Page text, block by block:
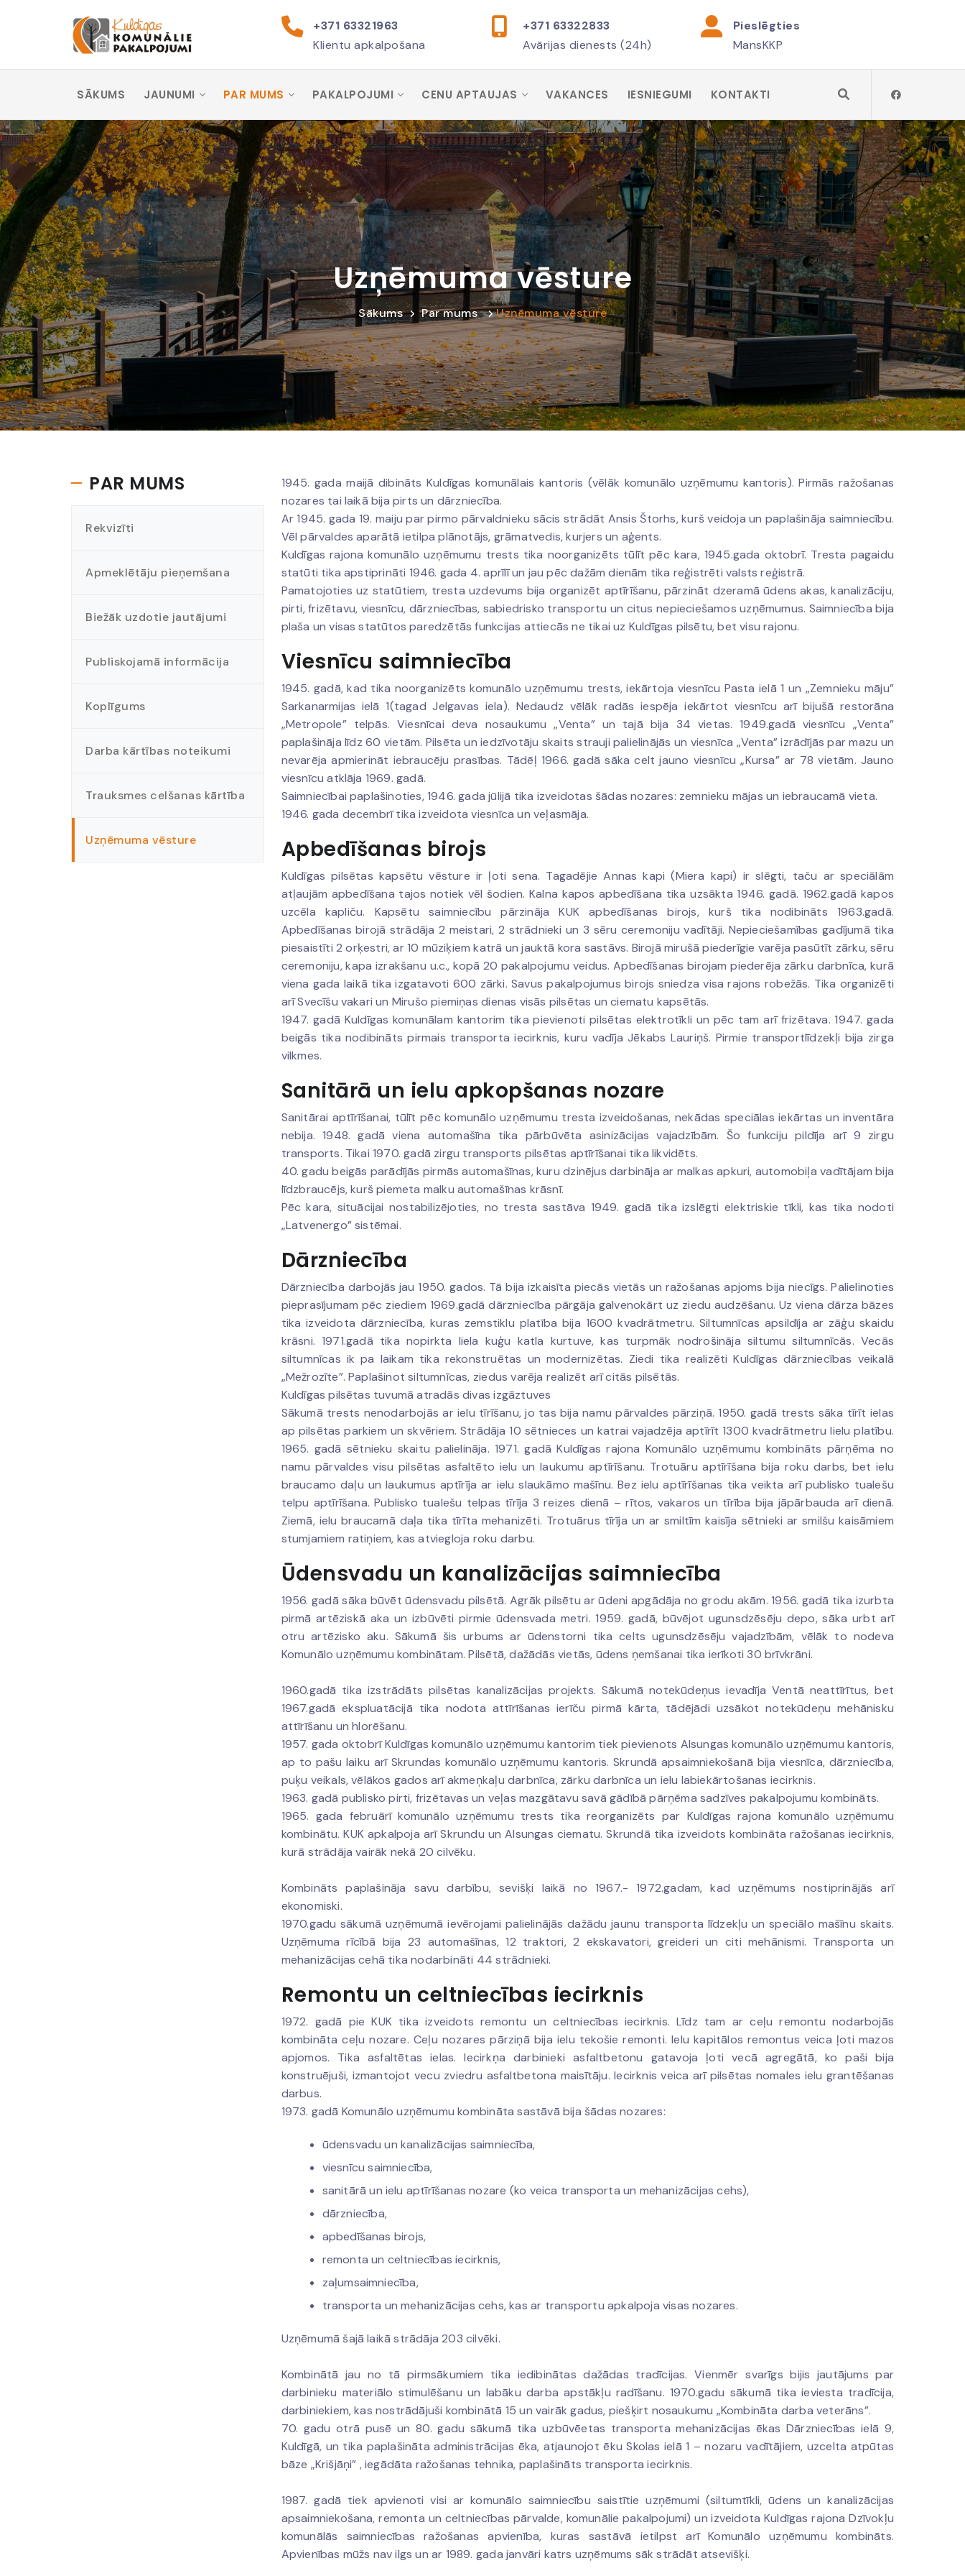
+371 63321963
Klientu apkalpošana
+371 63322833
Avārijas dienests (24h)
Pieslēgties
MansKKP
SĀKUMS JAUNUMI PAR MUMS PAKALPOJUMI CENU APTAUJAS VAKANCES IESNIEGUMI KONTAKTI
Uzņēmuma vēsture
Sākums Par mums Uzņēmuma vēsture
PAR MUMS
Rekvizīti
Apmeklētāju pieņemšana
Biežāk uzdotie jautājumi
Publiskojamā informācija
Koplīgums
Darba kārtības noteikumi
Trauksmes celšanas kārtība
Uzņēmuma vēsture
1945. gada maijā dibināts Kuldīgas komunālais kantoris (vēlāk komunālo uzņēmumu kantoris). Pirmās ražošanas
nozares tai laikā bija pirts un dārzniecība.
Ar 1945. gada 19. maiju par pirmo pārvaldnieku sācis strādāt Ansis Štorhs, kurš veidoja un paplašināja saimniecību.
Vēl pārvaldes aparātā ietilpa plānotājs, grāmatvedis, kurjers un aģents.
Kuldīgas rajona komunālo uzņēmumu trests tika noorganizēts tūlīt pēc kara, 1945.gada oktobrī. Tresta pagaidu
statūti tika apstiprināti 1946. gada 4. aprīlī un jau pēc dažām dienām tika reģistrēti valsts reģistrā.
Pamatojoties uz statūtiem, tresta uzdevums bija organizēt aptīrīšanu, pārzināt dzeramā ūdens akas, kanalizāciju,
pirti, frizētavu, viesnīcu, dārzniecības, sabiedrisko transportu un citus nepieciešamos uzņēmumus. Saimniecība bija
plaša un visas statūtos paredzētās funkcijas attiecās ne tikai uz Kuldīgas pilsētu, bet visu rajonu.
Viesnīcu saimniecība
1945. gadā, kad tika noorganizēts komunālo uzņēmumu trests, iekārtoja viesnīcu Pasta ielā 1 un „Zemnieku māju”
Sarkanarmijas ielā 1(tagad Jelgavas iela). Nedaudz vēlāk radās iespēja iekārtot viesnīcu arī bijušā restorāna
„Metropole” telpās. Viesnīcai deva nosaukumu „Venta” un tajā bija 34 vietas. 1949.gadā viesnīcu „Venta”
paplašināja līdz 60 vietām. Pilsēta un iedzīvotāju skaits strauji palielinājās un viesnīca „Venta” izrādījās par mazu un
nevarēja apmierināt iebraucēju prasības. Tādēļ 1966. gadā sāka celt jauno viesnīcu „Kursa” ar 78 vietām. Jauno
viesnīcu atklāja 1969. gadā.
Saimniecībai paplašinoties, 1946. gada jūlijā tika izveidotas šādas nozares: zemnieku mājas un iebraucamā vieta.
1946. gada decembrī tika izveidota viesnīca un veļasmāja.
Apbedīšanas birojs
Kuldīgas pilsētas kapsētu vēsture ir ļoti sena. Tagadējie Annas kapi (Miera kapi) ir slēgti, taču ar speciālām
atļaujām apbedīšana tajos notiek vēl šodien. Kalna kapos apbedīšana tika uzsākta 1946. gadā. 1962.gadā kapos
uzcēla kapliču. Kapsētu saimniecību pārzināja KUK apbedīšanas birojs, kurš tika nodibināts 1963.gadā.
Apbedīšanas birojā strādāja 2 meistari, 2 strādnieki un 3 sēru ceremoniju vadītāji. Nepieciešamības gadījumā tika
piesaistīti 2 orķestri, ar 10 mūziķiem katrā un jauktā kora sastāvs. Birojā mirušā piederīgie varēja pasūtīt zārku, sēru
ceremoniju, kapa izrakšanu u.c., kopā 20 pakalpojumu veidus. Apbedīšanas birojam piederēja zārku darbnīca, kurā
viena gada laikā tika izgatavoti 600 zārki. Savus pakalpojumus birojs sniedza visa rajons robežās. Tika organizēti
arī Svecīšu vakari un Mirušo piemiņas dienas visās pilsētas un ciematu kapsētās.
1947. gadā Kuldīgas komunālam kantorim tika pievienoti pilsētas elektrotīkli un pēc tam arī frizētava. 1947. gada
beigās tika nodibināts pirmais transporta iecirknis, kuru vadīja Jēkabs Lauriņš. Pirmie transportlīdzekļi bija zirga
vilkmes.
Sanitārā un ielu apkopšanas nozare
Sanitārai aptīrīšanai, tūlīt pēc komunālo uzņēmumu tresta izveidošanas, nekādas speciālas iekārtas un inventāra
nebija. 1948. gadā viena automašīna tika pārbūvēta asinizācijas vajadzībām. Šo funkciju pildīja arī 9 zirgu
transports. Tikai 1970. gadā zirgu transports pilsētas aptīrīšanai tika likvidēts.
40. gadu beigās parādījās pirmās automašīnas, kuru dzinējus darbināja ar malkas apkuri, automobiļa vadītājam bija
līdzbraucējs, kurš piemeta malku automašīnas krāsnī.
Pēc kara, situācijai nostabilizējoties, no tresta sastāva 1949. gadā tika izslēgti elektriskie tīkli, kas tika nodoti
„Latvenergo” sistēmai.
Dārzniecība
Dārzniecība darbojās jau 1950. gados. Tā bija izkaisīta piecās vietās un ražošanas apjoms bija niecīgs. Palielinoties
pieprasījumam pēc ziediem 1969.gadā dārzniecība pārgāja galvenokārt uz ziedu audzēšanu. Uz viena dārza bāzes
tika izveidota dārzniecība, kuras zemstiklu platība bija 1600 kvadrātmetru. Siltumnīcas apsildīja ar zāģu skaidu
krāsni. 1971.gadā tika nopirkta liela kuģu katla kurtuve, kas turpmāk nodrošināja siltumu siltumnīcās. Vecās
siltumnīcas ik pa laikam tika rekonstruētas un modernizētas. Ziedi tika realizēti Kuldīgas dārzniecības veikalā
„Mežrozīte”. Paplašinot siltumnīcas, ziedus varēja realizēt arī citās pilsētās.
Kuldīgas pilsētas tuvumā atradās divas izgāztuves
Sākumā trests nenodarbojās ar ielu tīrīšanu, jo tas bija namu pārvaldes pārziņā. 1950. gadā trests sāka tīrīt ielas
ap pilsētas parkiem un skvēriem. Strādāja 10 sētnieces un katrai vajadzēja aptīrīt 1300 kvadrātmetru lielu platību.
1965. gadā sētnieku skaitu palielināja. 1971. gadā Kuldīgas rajona Komunālo uzņēmumu kombināts pārņēma no
namu pārvaldes visu pilsētas asfaltēto ielu un laukumu aptīrīšanu. Trotuāru aptīrīšana bija roku darbs, bet ielu
braucamo daļu un laukumus aptīrīja ar ielu slaukāmo mašīnu. Bez ielu aptīrīšanas tika veikta arī publisko tualešu
telpu aptīrīšana. Publisko tualešu telpas tīrīja 3 reizes dienā – rītos, vakaros un tīrība bija jāpārbauda arī dienā.
Ziemā, ielu braucamā daļa tika tīrīta mehanizēti. Trotuārus tīrīja un ar smiltīm kaisīja sētnieki ar smilšu kaisāmiem
stumjamiem ratiņiem, kas atviegloja roku darbu.
Ūdensvadu un kanalizācijas saimniecība
1956. gadā sāka būvēt ūdensvadu pilsētā. Agrāk pilsētu ar ūdeni apgādāja no grodu akām. 1956. gadā tika izurbta
pirmā artēziskā aka un izbūvēti pirmie ūdensvada metri. 1959. gadā, būvējot ugunsdzēsēju depo, sāka urbt arī
otru artēzisko aku. Sākumā šis urbums ar ūdenstorni tika celts ugunsdzēsēju vajadzībām, vēlāk to nodeva
Komunālo uzņēmumu kombinātam. Pilsētā, dažādās vietās, ūdens ņemšanai tika ierīkoti 30 brīvkrāni.
1960.gadā tika izstrādāts pilsētas kanalizācijas projekts. Sākumā notekūdeņus ievadīja Ventā neattīrītus, bet
1967.gadā ekspluatācijā tika nodota attīrīšanas ierīču pirmā kārta, tādējādi uzsākot notekūdeņu mehānisku
attīrīšanu un hlorēšanu.
1957. gada oktobrī Kuldīgas komunālo uzņēmumu kantorim tiek pievienots Alsungas komunālo uzņēmumu kantoris,
ap to pašu laiku arī Skrundas komunālo uzņēmumu kantoris. Skrundā apsaimniekošanā bija viesnīca, dārzniecība,
puķu veikals, vēlākos gados arī akmeņkaļu darbnīca, zārku darbnīca un ielu labiekārtošanas iecirknis.
1963. gadā publisko pirti, frizētavas un veļas mazgātavu savā gādībā pārņēma sadzīves pakalpojumu kombināts.
1965. gada februārī komunālo uzņēmumu trests tika reorganizēts par Kuldīgas rajona komunālo uzņēmumu
kombinātu. KUK apkalpoja arī Skrundu un Alsungas ciematu. Skrundā tika izveidots kombināta ražošanas iecirknis,
kurā strādāja vairāk nekā 20 cilvēku.
Kombināts paplašināja savu darbību, sevišķi laikā no 1967.- 1972.gadam, kad uzņēmums nostiprinājās arī
ekonomiski.
1970.gadu sākumā uzņēmumā ievērojami palielinājās dažādu jaunu transporta līdzekļu un speciālo mašīnu skaits.
Uzņēmuma rīcībā bija 23 automašīnas, 12 traktori, 2 ekskavatori, greideri un citi mehānismi. Transporta un
mehanizācijas cehā tika nodarbināti 44 strādnieki.
Remontu un celtniecības iecirknis
1972. gadā pie KUK tika izveidots remontu un celtniecības iecirknis. Līdz tam ar ceļu remontu nodarbojās
kombināta ceļu nozare. Ceļu nozares pārziņā bija ielu tekošie remonti. Ielu kapitālos remontus veica ļoti mazos
apjomos. Tika asfaltētas ielas. Iecirkņa darbinieki asfaltbetonu gatavoja ļoti vecā agregātā, ko paši bija
konstruējuši, izmantojot vecu zviedru asfaltbetona maisītāju. Iecirknis veica arī pilsētas nomales ielu grantēšanas
darbus.
1973. gadā Komunālo uzņēmumu kombināta sastāvā bija šādas nozares:
ūdensvadu un kanalizācijas saimniecība,
viesnīcu saimniecība,
sanitārā un ielu aptīrīšanas nozare (ko veica transporta un mehanizācijas cehs),
dārzniecība,
apbedīšanas birojs,
remonta un celtniecības iecirknis,
zaļumsaimniecība,
transporta un mehanizācijas cehs, kas ar transportu apkalpoja visas nozares.
Uzņēmumā šajā laikā strādāja 203 cilvēki.
Kombinātā jau no tā pirmsākumiem tika iedibinātas dažādas tradīcijas. Vienmēr svarīgs bijis jautājums par
darbinieku materiālo stimulēšanu un labāku darba apstākļu radīšanu. 1970.gadu sākumā tika ieviesta tradīcija,
darbiniekiem, kas nostrādājuši kombinātā 15 un vairāk gadus, piešķirt nosaukumu „Kombināta darba veterāns”.
70. gadu otrā pusē un 80. gadu sākumā tika uzbūvēetas transporta mehanizācijas ēkas Dārzniecības ielā 9,
Kuldīgā, un tika paplašināta administrācijas ēka, atjaunojot ēku Skolas ielā 1 – nozaru vadītājiem, uzcelta atpūtas
bāze „Krišjāņi” , iegādāta ražošanas tehnika, paplašināts transporta iecirknis.
1987. gadā tiek apvienoti visi ar komunālo saimniecību saistītie uzņēmumi (siltumtīkli, ūdens un kanalizācijas
apsaimniekošana, remonta un celtniecības pārvalde, komunālie pakalpojumi) un izveidota Kuldīgas rajona Dzīvokļu
komunālās saimniecības ražošanas apvienība, kuras sastāvā ietilpst arī Komunālo uzņēmumu kombināts.
Apvienības mūžs nav ilgs un ar 1989. gada janvāri katrs uzņēmums sāk strādāt atsevišķi.